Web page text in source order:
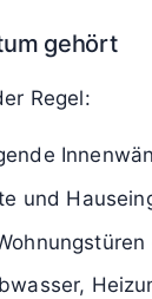
gehört
Regel:
und